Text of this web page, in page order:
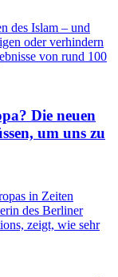
des Islam – und
oder verhindern
von rund 100
Die neuen
um uns zu
in Zeiten
des Berliner
zeigt, wie sehr